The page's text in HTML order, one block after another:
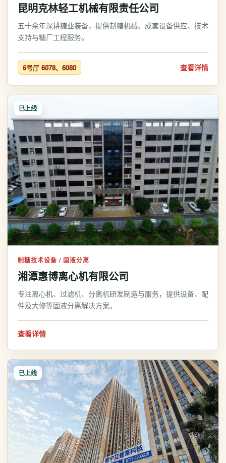
昆明克林轻工机械有限责任公司
五十余年深耕糖业装备，提供制糖机械、成套设备供应、技术
支持与糖厂工程服务。
6号厅 6078、6080 查看详情
已上线
制糖技术设备 / 固液分离
湘潭惠博离心机有限公司
专注离心机、过滤机、分离机研发制造与服务，提供设备、配
件及大修等固液分离解决方案。
查看详情
已上线